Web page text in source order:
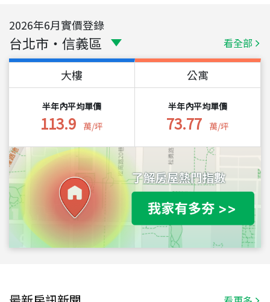
2026年6月實價登錄
台北市 ・ 信義區 看全部
大樓
半年內平均單價
113.9 萬/坪
公寓
半年內平均單價
73.77 萬/坪